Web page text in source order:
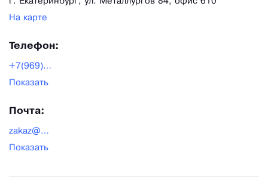
На карте
Телефон:
+7(969)999-56-63
Показать
Почта:
zakaz@himprom-rus.ru
Показать